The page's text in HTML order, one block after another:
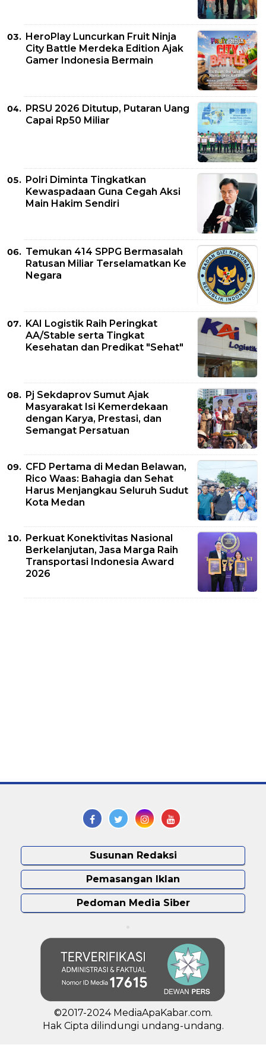
HeroPlay Luncurkan Fruit Ninja
City Battle Merdeka Edition Ajak
Gamer Indonesia Bermain
PRSU 2026 Ditutup, Putaran Uang
Capai Rp50 Miliar
Polri Diminta Tingkatkan
Kewaspadaan Guna Cegah Aksi
Main Hakim Sendiri
Temukan 414 SPPG Bermasalah
Ratusan Miliar Terselamatkan Ke
Negara
KAI Logistik Raih Peringkat
AA/Stable serta Tingkat
Kesehatan dan Predikat "Sehat"
Pj Sekdaprov Sumut Ajak
Masyarakat Isi Kemerdekaan
dengan Karya, Prestasi, dan
Semangat Persatuan
CFD Pertama di Medan Belawan,
Rico Waas: Bahagia dan Sehat
Harus Menjangkau Seluruh Sudut
Kota Medan
Perkuat Konektivitas Nasional
Berkelanjutan, Jasa Marga Raih
Transportasi Indonesia Award
2026
Susunan Redaksi
Pemasangan Iklan
Pedoman Media Siber
©2017-2024 MediaApaKabar.com.
Hak Cipta dilindungi undang-undang.